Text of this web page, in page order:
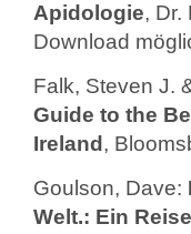
Apidologie, Dr.
Download
Falk, Steven J.
Guide to the
Ireland ,
Goulson, Dave:
Welt.: Ein